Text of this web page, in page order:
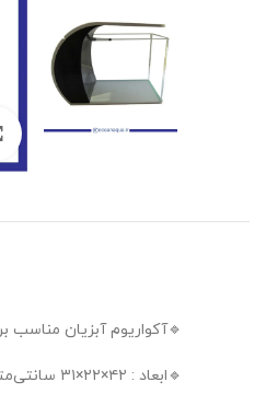
🔹️آکواریوم آبزیان مناسب
🔹️ابعاد : ۴۲×۲۲×۳۱ سانتی‌متر